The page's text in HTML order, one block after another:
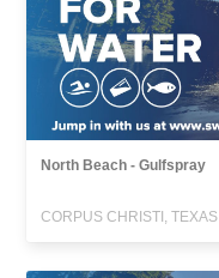
North Beach - Gulfspray
CORPUS CHRISTI, TEXAS